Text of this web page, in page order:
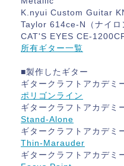
K.nyui Custom Guitar
Taylor 614ce-N（ナイロ
CAT'S EYES CE-
所有ギター一覧
■製作したギター
ギタークラフトアカデミ
ポリゴンライン
ギタークラフトアカデミ
Stand-Alone
ギタークラフトアカデミ
Thin-Marauder
ギタークラフトアカデミ